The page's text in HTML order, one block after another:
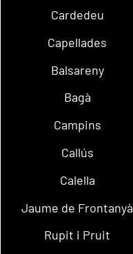
Cardedeu
Capellades
Balsareny
Bagà
Campins
Callús
Calella
Jaume de Frontanyà
Rupit i Pruit